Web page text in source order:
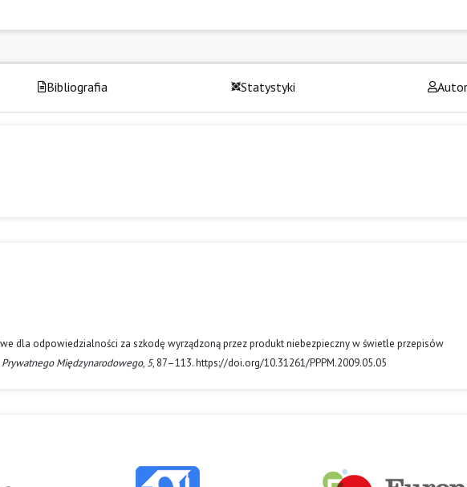
Bibliografia Statystyki
dla odpowiedzialności za szkodę wyrządzoną przez produkt niebezpieczny w świetle przepisów
Międzynarodowego, 5, 87–113. https://doi.org/10.31261/PPPM.2009.05.05